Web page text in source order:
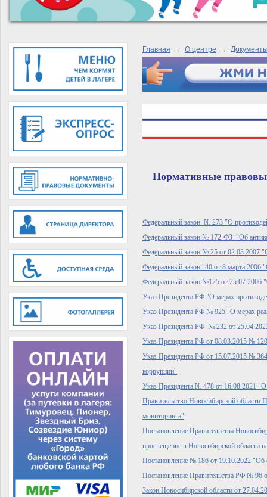
Главная → О центре →
Нормативные
Федеральный закон № 273 "О
Федеральный закон № 172-ФЗ "Об
Федеральный закон № 25 от 02.03.2007
Федеральный закон "40 от 8 марта 2006
Федеральный закон №125 от 25.07.2006
Указ Президента РФ "О мерах
Указ Президента РФ № 925 "О мерах
Указ Президента РФ № 232 от
Указ Президента РФ от 08.03.2015 №
Указ Президента РФ от 15.07.2015 №
коррупции"
Указ Президента № 478 от 16.08.2021
Правительство Новосибирской области
мониторинга"
Постановление Правительства
просвещение в Новосибирской области
Постановление № 186 от 19.10.2022 "Об
Постановление Правительства РФ № 96
Закон Новосибирской области от